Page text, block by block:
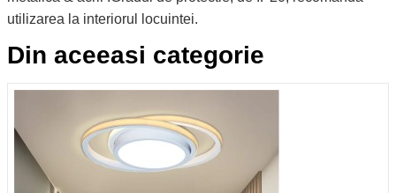
utilizarea la interiorul locuintei.
Din aceeasi categorie